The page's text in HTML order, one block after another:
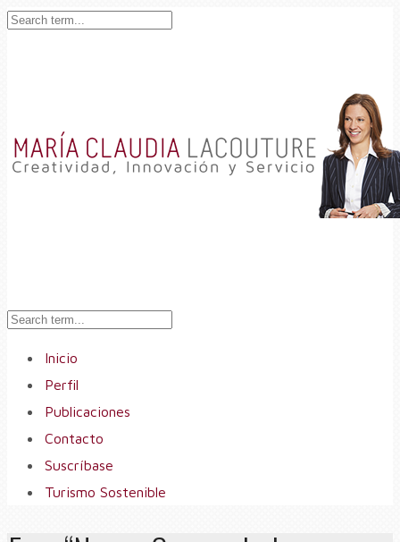
Inicio
Perfil
Publicaciones
Contacto
Suscríbase
Turismo Sostenible